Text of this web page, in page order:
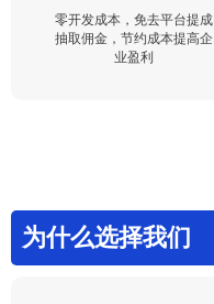
零开发成本，免去平台提成
抽取佣金，节约成本提高企
业盈利
为什么选择我们